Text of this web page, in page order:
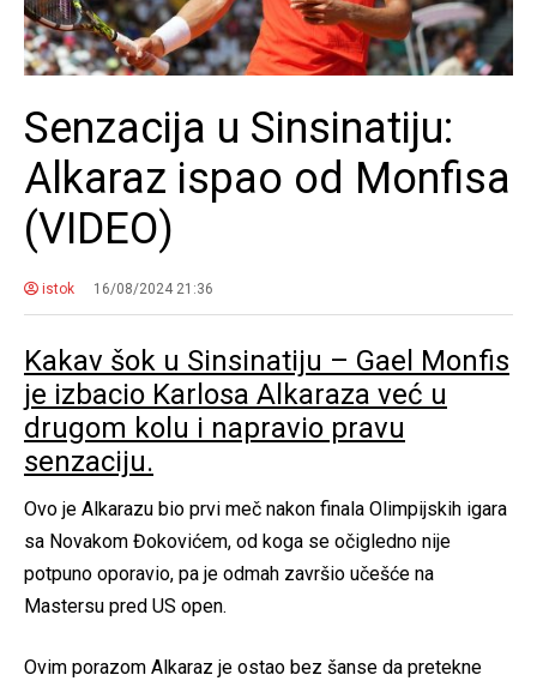
Senzacija u Sinsinatiju:
Alkaraz ispao od Monfisa
(VIDEO)
istok 16/08/2024 21:36
Kakav šok u Sinsinatiju – Gael Monfis
je izbacio Karlosa Alkaraza već u
drugom kolu i napravio pravu
senzaciju.
Ovo je Alkarazu bio prvi meč nakon finala Olimpijskih igara
sa Novakom Đokovićem, od koga se očigledno nije
potpuno oporavio, pa je odmah završio učešće na
Mastersu pred US open.
Ovim porazom Alkaraz je ostao bez šanse da pretekne